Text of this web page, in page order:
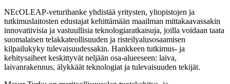
NEcOLEAP-veturihanke yhdistää yritysten, yliopistojen ja
tutkimuslaitosten edustajat kehittämään maailman mittakaavassakin
innovatiivisia ja vastuullisia teknologiaratkaisuja, joilla voidaan taata
suomalaisen telakkateollisuuden ja risteilyalusosaamisen
kilpailukyky tulevaisuudessakin. Hankkeen tutkimus- ja
kehitysaiheet keskittyvät neljään osa-alueeseen: laiva,
laivanrakennus, älykkäät teknologiat ja tulevaisuuden tekijät.